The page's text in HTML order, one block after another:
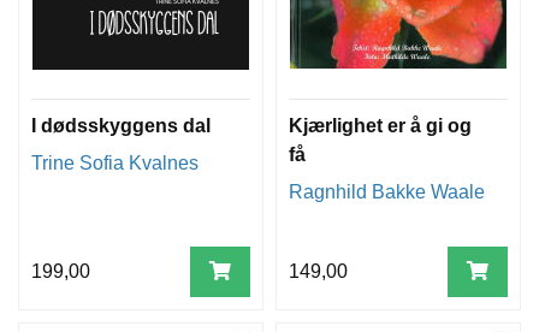
I dødsskyggens dal
Trine Sofia Kvalnes
199,00
Kjærlighet er å gi og
få
Ragnhild Bakke Waale
149,00